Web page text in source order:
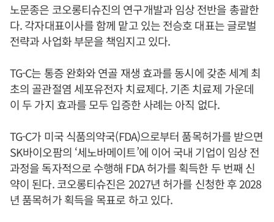
노문종은 코오롱티슈진의 연구개발과 임상 전반을 총괄한
다. 각자대표이사를 함께 맡고 있는 전승호 대표는 글로벌
전략과 사업화 부문을 책임지고 있다.
TG-C는 통증 완화와 연골 재생 효과를 동시에 갖춘 세계 최
초의 골관절염 세포유전자 치료제다. 기존 치료제 가운데
이 두 가지 효과를 모두 입증한 사례는 아직 없다.
TG-C가 미국 식품의약국(FDA)으로부터 품목허가를 받으면
SK바이오팜의 ‘세노바메이트’에 이어 국내 기업이 임상 전
과정을 독자적으로 수행해 FDA 허가를 획득한 두 번째 신
약이 된다. 코오롱티슈진은 2027년 허가를 신청한 후 2028
년 품목허가 획득을 목표로 하고 있다.